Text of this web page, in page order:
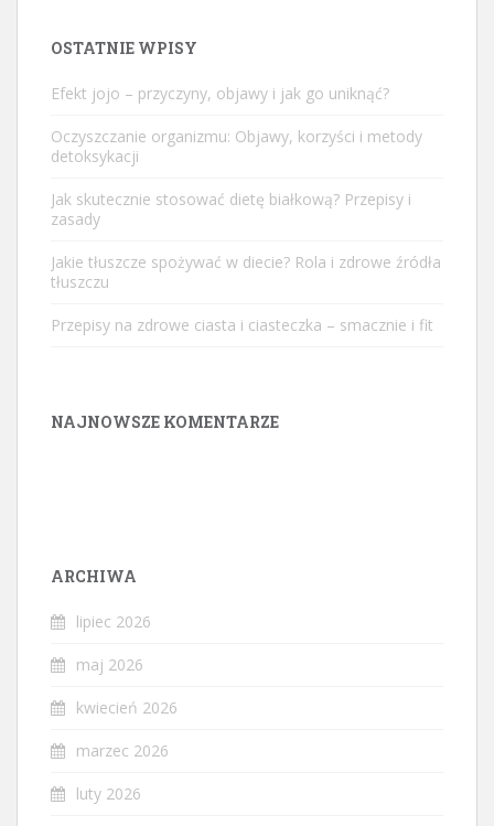
OSTATNIE WPISY
Efekt jojo – przyczyny, objawy i jak go uniknąć?
Oczyszczanie organizmu: Objawy, korzyści i metody
detoksykacji
Jak skutecznie stosować dietę białkową? Przepisy i
zasady
Jakie tłuszcze spożywać w diecie? Rola i zdrowe źródła
tłuszczu
Przepisy na zdrowe ciasta i ciasteczka – smacznie i fit
NAJNOWSZE KOMENTARZE
ARCHIWA
lipiec 2026
maj 2026
kwiecień 2026
marzec 2026
luty 2026